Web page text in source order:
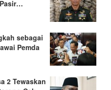
sebagai
Pemda
2 Tewaskan